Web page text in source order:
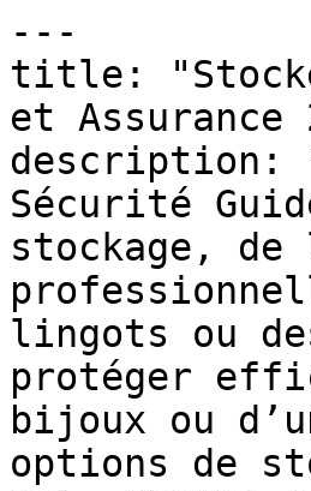
---
title:
et Assurance
description:
Sécurité
stockage,
lingots ou
protéger
bijoux ou
options de